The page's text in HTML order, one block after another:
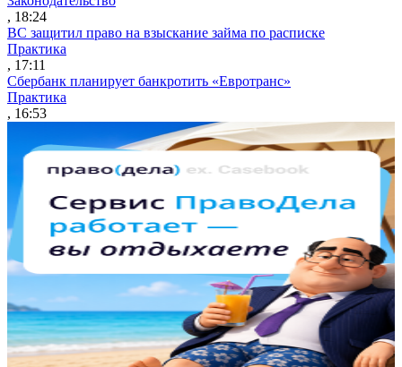
, 18:24
ВС защитил право на взыскание займа по расписке
Практика
, 17:11
Сбербанк планирует банкротить «Евротранс»
Практика
, 16:53